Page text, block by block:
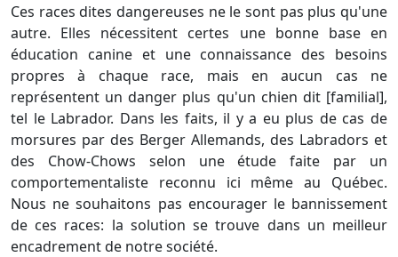
Ces races dites dangereuses ne le sont pas plus qu'une
autre. Elles nécessitent certes une bonne base en
éducation canine et une connaissance des besoins
propres à chaque race, mais en aucun cas ne
représentent un danger plus qu'un chien dit [familial],
tel le Labrador. Dans les faits, il y a eu plus de cas de
morsures par des Berger Allemands, des Labradors et
des Chow-Chows selon une étude faite par un
comportementaliste reconnu ici même au Québec.
Nous ne souhaitons pas encourager le bannissement
de ces races: la solution se trouve dans un meilleur
encadrement de notre société.